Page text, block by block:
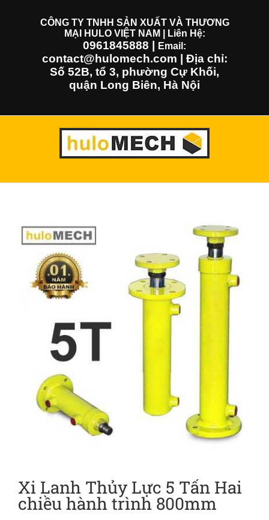
CÔNG TY TNHH SẢN XUẤT VÀ THƯƠNG
MẠI HULO VIỆT NAM | Liên Hệ:
0961845888 Email:
contact@hulomech.com | Địa chỉ:
Số 52B, tổ 3, phường Cự Khối,
quận Long Biên, Hà Nội
Xi Lanh Thủy Lực 5 Tấn Hai
chiều hành trình 800mm